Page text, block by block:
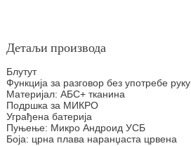
Детаљи производа
Блутут
Функција за разговор без употребе руку
Материјал: АБС+ тканина
Подршка за МИКРО
Уграђена батерија
Пуњење: Микро Андроид УСБ
Боја: црна плава наранџаста црвена